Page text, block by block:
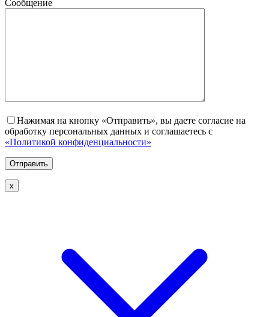
Сообщение
Нажимая на кнопку «Отправить», вы даете согласие на
обработку персональных данных и соглашаетесь с
«Политикой конфиденциальности»
х